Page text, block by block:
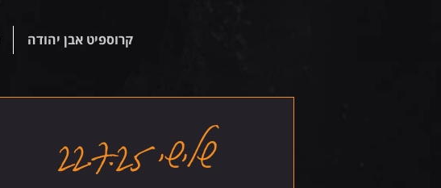
קרוספיט אבן יהודה
שלישי 22.7.25